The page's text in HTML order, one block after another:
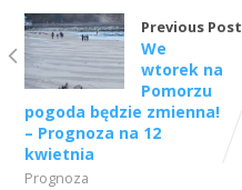
Previous Post
We
wtorek na
Pomorzu
pogoda będzie zmienna!
– Prognoza na 12
kwietnia
Prognoza